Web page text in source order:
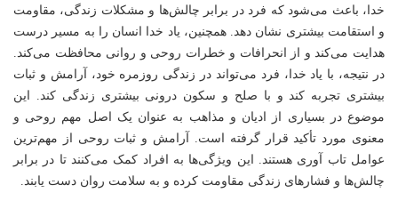
خدا، باعث می‌شود که فرد در برابر چالش‌ها و مشکلات زندگی، مقاومت
و استقامت بیشتری نشان دهد. همچنین، یاد خدا انسان را به مسیر درست
هدایت می‌کند و از انحرافات و خطرات روحی و روانی محافظت می‌کند.
در نتیجه، با یاد خدا، فرد می‌تواند در زندگی روزمره خود، آرامش و ثبات
بیشتری تجربه کند و با صلح و سکون درونی بیشتری زندگی کند. این
موضوع در بسیاری از ادیان و مذاهب به عنوان یک اصل مهم روحی و
معنوی مورد تأکید قرار گرفته است. آرامش و ثبات روحی از مهم‌ترین
عوامل تاب آوری هستند. این ویژگی‌ها به افراد کمک می‌کنند تا در برابر
چالش‌ها و فشارهای زندگی مقاومت کرده و به سلامت روان دست یابند.